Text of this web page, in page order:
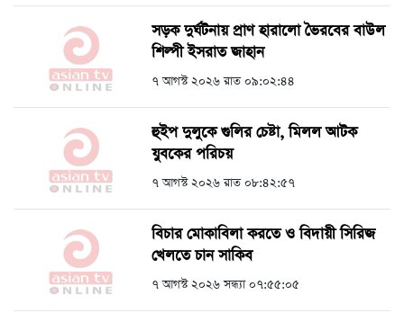
সড়ক দুর্ঘটনায় প্রাণ হারালো ভৈরবের বাউল
শিল্পী ইসরাত জাহান
৭ আগস্ট ২০২৬ রাত ০৯:০২:৪৪
হুইপ দুলুকে গুলির চেষ্টা, ‍মিলল আটক
যুবকের পরিচয়
৭ আগস্ট ২০২৬ রাত ০৮:৪২:৫৭
বিচার মোকাবিলা করতে ও বিদায়ী সিরিজ
খেলতে চান সাকিব
৭ আগস্ট ২০২৬ সন্ধ্যা ০৭:৫৫:০৫